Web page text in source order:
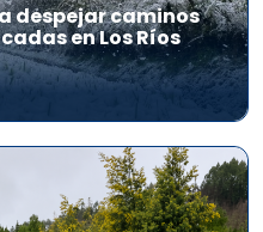
despejar caminos
en Los Ríos